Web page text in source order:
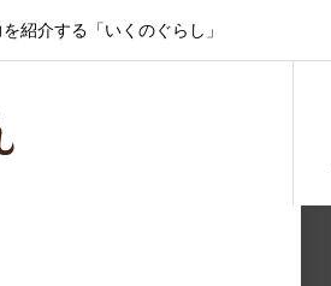
紹介する「いくのぐらし」